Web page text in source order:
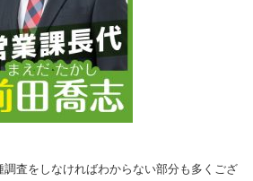
査をしなければわからない部分も多くござ